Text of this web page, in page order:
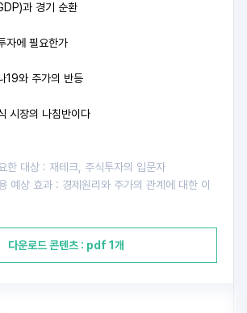
과 경기 순환
자에 필요한가
19와 주가의 반등
시장의 나침반이다
한 대상 : 재테크, 주식투자의 입문자
예상 효과 : 경제원리와 주가의 관계에 대한 이
다운로드 콘텐츠 : pdf 1개